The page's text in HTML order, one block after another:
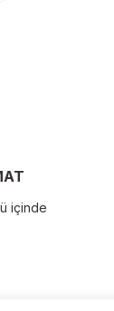
içinde